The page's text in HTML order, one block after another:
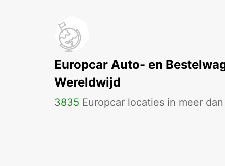
Europcar Auto- en
Wereldwijd
3835 Europcar locaties in meer